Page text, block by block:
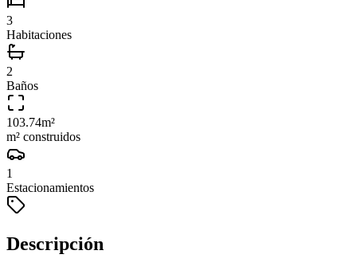
3
Habitaciones
2
Baños
103.74m²
m² construidos
1
Estacionamientos
Descripción